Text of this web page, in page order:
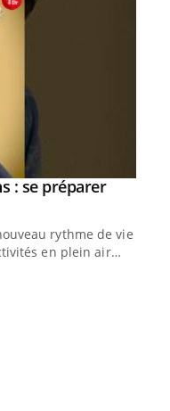
: se préparer
rythme de vie !
en plein air…